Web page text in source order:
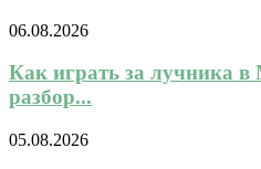
06.08.2026
Как играть за лучника
разбор...
05.08.2026